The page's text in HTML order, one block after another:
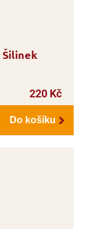
Šilinek
220 Kč
Do košíku